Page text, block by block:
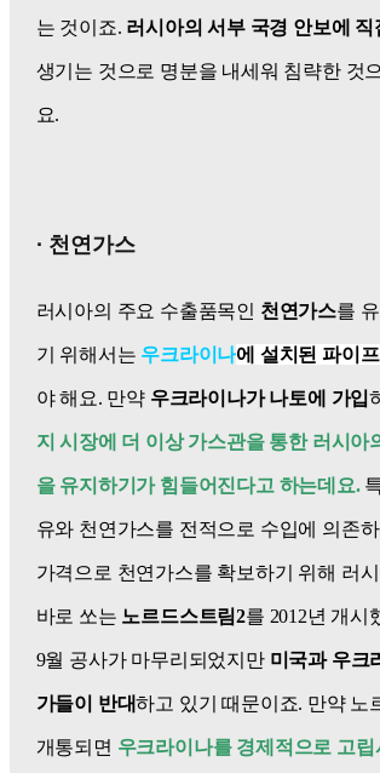
는 것이죠. 러시아의 서부 국경 안보에 직
생기는 것으로 명분을 내세워 침략한 것
요.
· 천연가스
러시아의 주요 수출품목인 천연가스를
기 위해서는 우크라이나에 설치된 파이
야 해요. 만약 우크라이나가 나토에 가입
지 시장에 더 이상 가스관을 통한 러시아
을 유지하기가 힘들어진다고 하는데요.
유와 천연가스를 전적으로 수입에 의존
가격으로 천연가스를 확보하기 위해 러
바로 쏘는 노르드스트림2를 2012년 개시
9월 공사가 마무리되었지만 미국과 우크
가들이 반대하고 있기 때문이죠. 만약 노
개통되면 우크라이나를 경제적으로 고립